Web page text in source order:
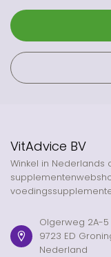
VitAdvice BV
Winkel in
Olgerweg 2A-5
9723 ED
Nederland